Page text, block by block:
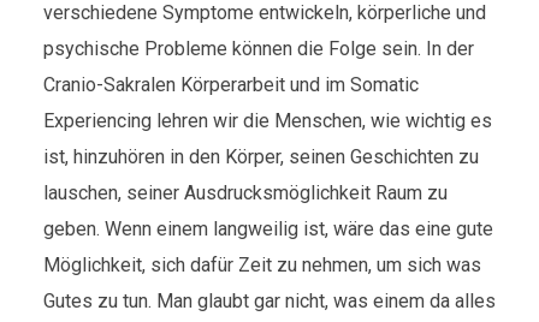
verschiedene Symptome entwickeln, körperliche und
psychische Probleme können die Folge sein. In der
Cranio-Sakralen Körperarbeit und im Somatic
Experiencing lehren wir die Menschen, wie wichtig es
ist, hinzuhören in den Körper, seinen Geschichten zu
lauschen, seiner Ausdrucksmöglichkeit Raum zu
geben. Wenn einem langweilig ist, wäre das eine gute
Möglichkeit, sich dafür Zeit zu nehmen, um sich was
Gutes zu tun. Man glaubt gar nicht, was einem da alles